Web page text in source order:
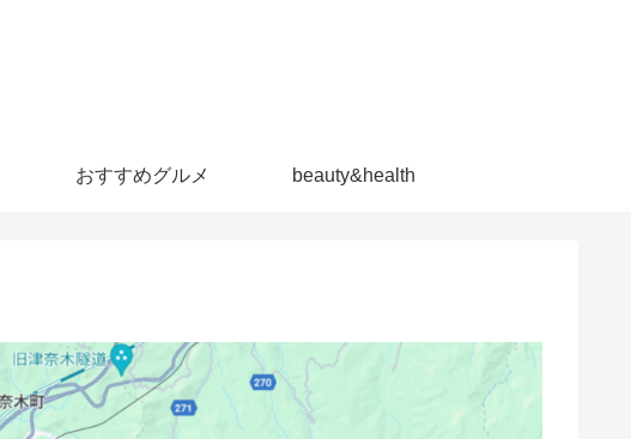
おすすめグルメ beauty&health